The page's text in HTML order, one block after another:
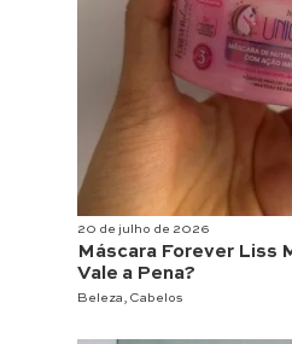
20 de julho de 2026
Máscara Forever Liss
Vale a Pena?
Beleza Cabelos